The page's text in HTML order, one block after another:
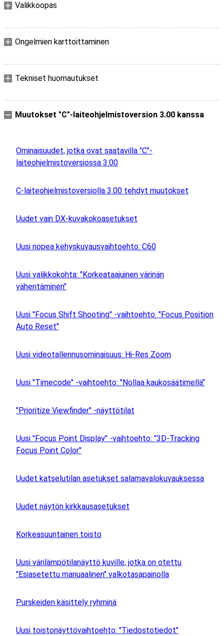
Valikkoopas
Ongelmien karttoittaminen
Tekniset huomautukset
Muutokset "C"-laiteohjelmistoversion 3.00 kanssa
Ominaisuudet, jotka ovat saatavilla "C"-
laiteohjelmistoversiossa 3.00
C-laiteohjelmistoversiolla 3.00 tehdyt muutokset
Uudet vain DX-kuvakokoasetukset
Uusi nopea kehyskuvausvaihtoehto: C60
Uusi valikkokohta: "Korkeataajuinen värinän
vähentäminen"
Uusi "Focus Shift Shooting" -vaihtoehto: "Focus Position
Auto Reset"
Uusi videotallennusominaisuus: Hi-Res Zoom
Uusi "Timecode" -vaihtoehto: "Nollaa kaukosäätimellä"
"Prioritize Viewfinder" -näyttötilat
Uusi "Focus Point Display" -vaihtoehto: "3D-Tracking
Focus Point Color"
Uudet katselutilan asetukset salamavalokuvauksessa
Uudet näytön kirkkausasetukset
Korkeasuuntainen toisto
Uusi värilämpötilanäyttö kuville, jotka on otettu
"Esiasetettu manuaalinen" valkotasapainolla
Purskeiden käsittely ryhminä
Uusi toistonäyttövaihtoehto: "Tiedostotiedot"